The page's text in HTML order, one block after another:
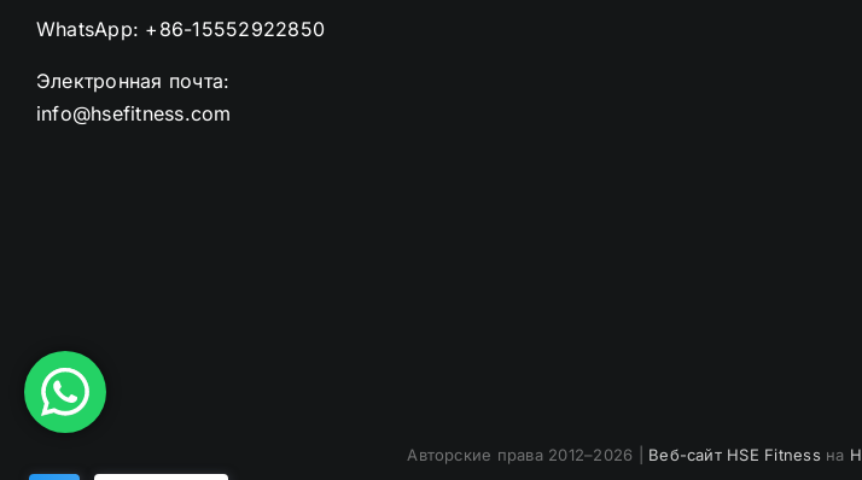
WhatsApp: +86-15552922850
Электронная почта:
info@hsefitness.com
Авторские права 2012–2026 | Веб-сайт HSE Fitness на